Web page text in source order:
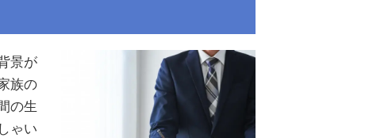
景が
族の
の生
ゃい